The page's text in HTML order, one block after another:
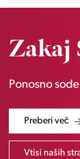
Zakaj
Ponosno
Preberi več
Vtisi naših